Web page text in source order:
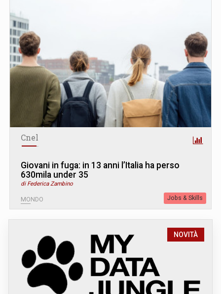
Cnel
Giovani in fuga: in 13 anni l’Italia ha perso
630mila under 35
di Federica Zambino
MONDO Jobs & Skills
NOVITÀ